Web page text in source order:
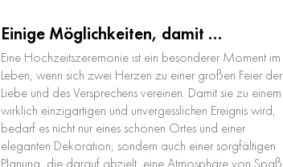
Einige Möglichkeiten, damit …
Eine Hochzeitszeremonie ist ein besonderer Moment im
Leben, wenn sich zwei Herzen zu einer großen Feier der
Liebe und des Versprechens vereinen. Damit sie zu einem
wirklich einzigartigen und unvergesslichen Ereignis wird,
bedarf es nicht nur eines schönen Ortes und einer
eleganten Dekoration, sondern auch einer sorgfältigen
Planung, die darauf abzielt, eine Atmosphäre von Spaß